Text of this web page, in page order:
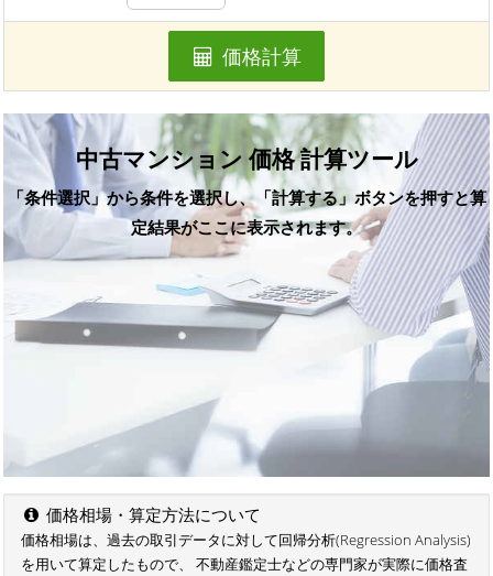
価格計算
中古マンション 価格 計算ツール
「条件選択」から条件を選択し、「計算する」ボタンを押すと算
定結果がここに表示されます。
価格相場・算定方法について
価格相場は、過去の取引データに対して回帰分析(Regression Analysis)
を用いて算定したもので、 不動産鑑定士などの専門家が実際に価格査